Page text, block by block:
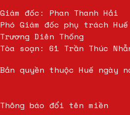
Giám đốc: Phan Thanh Hải
Phó Giám đốc phụ trách
Trương Diên Thống
Tòa soạn: 61 Trần Thúc
Bản quyền thuộc Huế ngày
Thông báo đổi tên miền